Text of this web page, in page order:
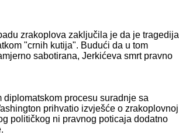
zrakoplova zaključila je da je tragedija
"crnih kutija". Budući da u tom
sabotirana, Jerkićeva smrt pravno
procesu suradnje sa
prihvatio izvješće o zrakoplovnoj
političkog ni pravnog poticaja dodatno